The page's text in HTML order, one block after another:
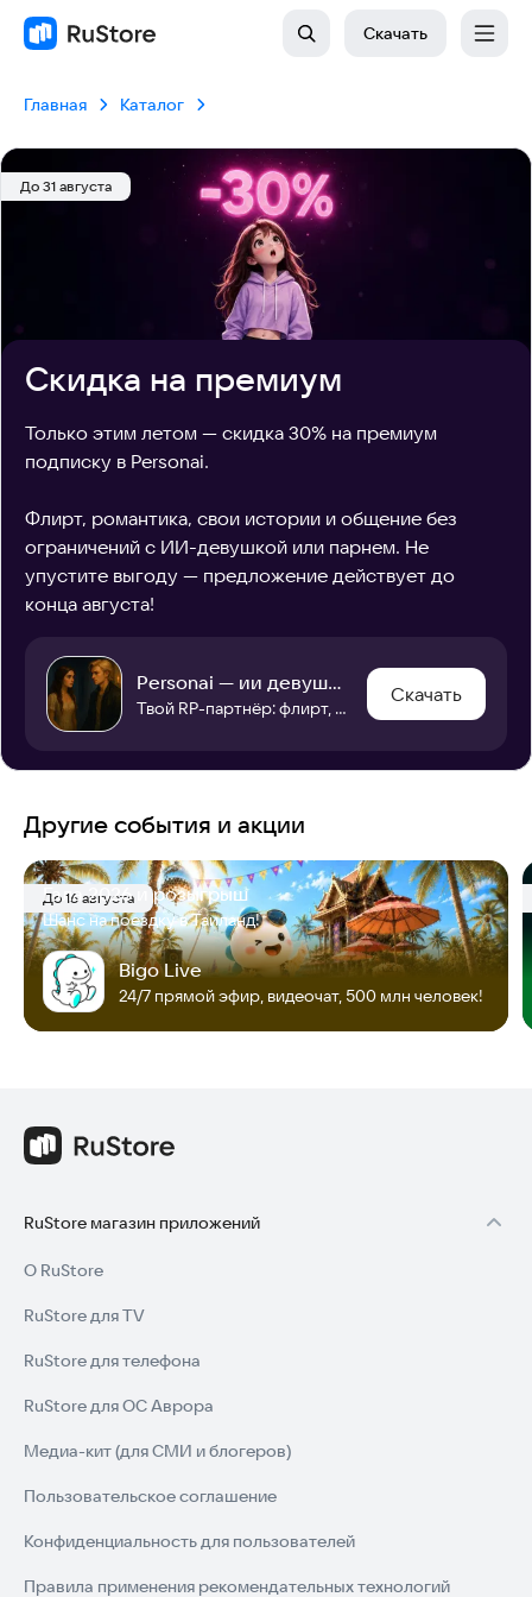
Скачать
Главная Каталог
До 31 августа
Скидка на премиум
Только этим летом — скидка 30% на премиум
подписку в Personai.
Флирт, романтика, свои истории и общение без
ограничений с ИИ-девушкой или парнем. Не
упустите выгоду — предложение действует до
конца августа!
Personai — ии девушка, парень.
Твой RP-партнёр: флирт, романтика и любые сюжеты. Ты задаёшь правила.
Скачать
Другие события и акции
До 16 августа
Гала 2026 и розыгрыш
Шанс на поездку в Таиланд!
Bigo Live
24/7 прямой эфир, видеочат, 500 млн человек!
RuStore магазин приложений
О RuStore
RuStore для TV
RuStore для телефона
RuStore для ОС Аврора
Медиа-кит (для СМИ и блогеров)
Пользовательское соглашение
Конфиденциальность для пользователей
Правила применения рекомендательных технологий